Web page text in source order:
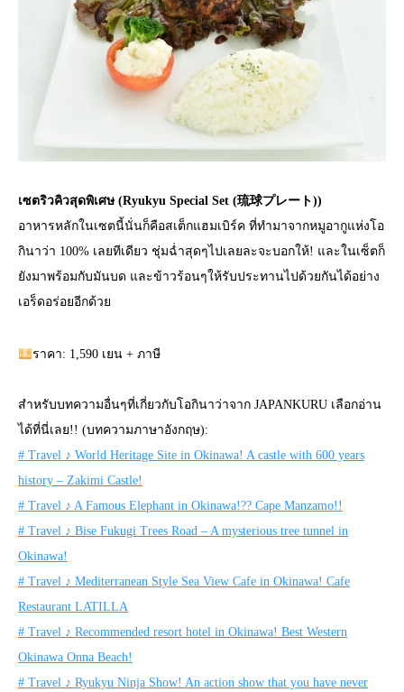
เซตริวคิวสุดพิเศษ (Ryukyu Special Set (琉球プレート))
อาหารหลักในเซตนี้นั่นก็คือสเต็กแฮมเบิร์ค ที่ทำมาจากหมูอากูแห่งโอ
กินาว่า 100% เลยทีเดียว ชุ่มฉ่ำสุดๆไปเลยละจะบอกให้! และในเซ็ตก็
ยังมาพร้อมกับมันบด และข้าวร้อนๆให้รับประทานไปด้วยกันได้อย่าง
เอร็ดอร่อยอีกด้วย
ราคา: 1,590 เยน + ภาษี
สำหรับบทความอื่นๆที่เกี่ยวกับโอกินาว่าจาก JAPANKURU เลือกอ่าน
ได้ที่นี่เลย!! (บทความภาษาอังกฤษ):
# Travel ♪ World Heritage Site in Okinawa! A castle with 600 years
history – Zakimi Castle!
# Travel ♪ A Famous Elephant in Okinawa!?? Cape Manzamo!!
# Travel ♪ Bise Fukugi Trees Road – A mysterious tree tunnel in
Okinawa!
# Travel ♪ Mediterranean Style Sea View Cafe in Okinawa! Cafe
Restaurant LATILLA
# Travel ♪ Recommended resort hotel in Okinawa! Best Western
Okinawa Onna Beach!
# Travel ♪ Ryukyu Ninja Show! An action show that you have never